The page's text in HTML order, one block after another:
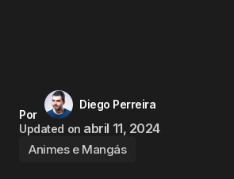
Por
Diego Perreira
Updated on abril 11, 2024
Animes e Mangás